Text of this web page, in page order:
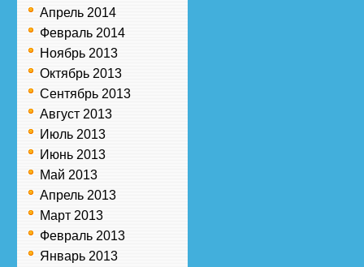
Апрель 2014
Февраль 2014
Ноябрь 2013
Октябрь 2013
Сентябрь 2013
Август 2013
Июль 2013
Июнь 2013
Май 2013
Апрель 2013
Март 2013
Февраль 2013
Январь 2013